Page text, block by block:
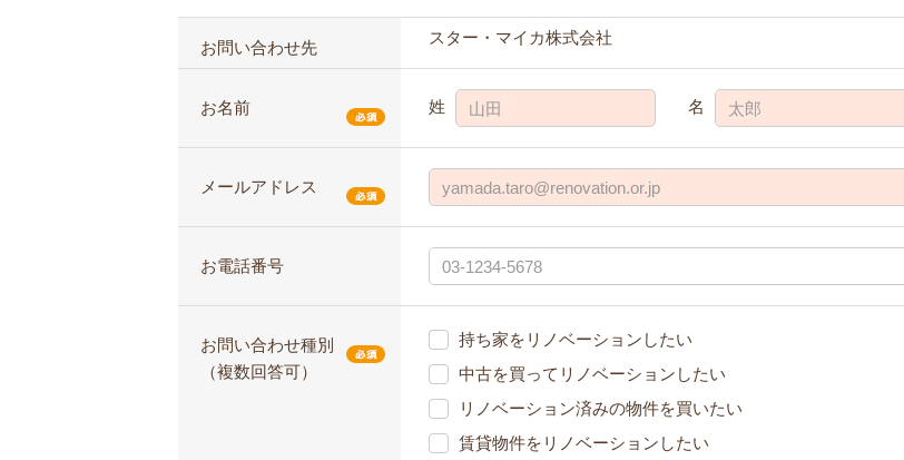
お問い合わせ先
スター・マイカ株式会社
お名前 姓 名
メールアドレス
お電話番号
お問い合わせ種別
（複数回答可）
持ち家をリノベーションしたい
中古を買ってリノベーションしたい
リノベーション済みの物件を買いたい
賃貸物件をリノベーションしたい